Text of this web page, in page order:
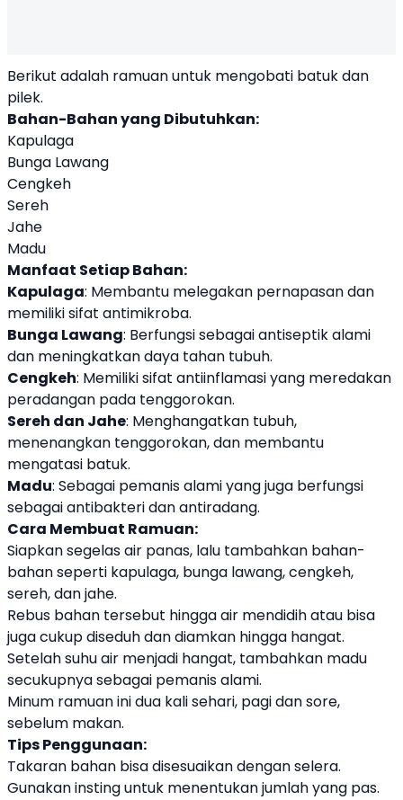
Berikut adalah ramuan untuk mengobati batuk dan
pilek.
Bahan-Bahan yang Dibutuhkan:
Kapulaga
Bunga Lawang
Cengkeh
Sereh
Jahe
Madu
Manfaat Setiap Bahan:
Kapulaga: Membantu melegakan pernapasan dan
memiliki sifat antimikroba.
Bunga Lawang: Berfungsi sebagai antiseptik alami
dan meningkatkan daya tahan tubuh.
Cengkeh: Memiliki sifat antiinflamasi yang meredakan
peradangan pada tenggorokan.
Sereh dan Jahe: Menghangatkan tubuh,
menenangkan tenggorokan, dan membantu
mengatasi batuk.
Madu: Sebagai pemanis alami yang juga berfungsi
sebagai antibakteri dan antiradang.
Cara Membuat Ramuan:
Siapkan segelas air panas, lalu tambahkan bahan-
bahan seperti kapulaga, bunga lawang, cengkeh,
sereh, dan jahe.
Rebus bahan tersebut hingga air mendidih atau bisa
juga cukup diseduh dan diamkan hingga hangat.
Setelah suhu air menjadi hangat, tambahkan madu
secukupnya sebagai pemanis alami.
Minum ramuan ini dua kali sehari, pagi dan sore,
sebelum makan.
Tips Penggunaan:
Takaran bahan bisa disesuaikan dengan selera.
Gunakan insting untuk menentukan jumlah yang pas.